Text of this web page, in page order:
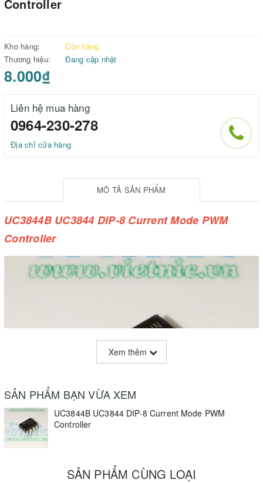
Controller
Kho hàng:
Còn hàng
Thương hiệu:
Đang cập nhật
8.000₫
Liên hệ mua hàng
0964-230-278
Địa chỉ cửa hàng
MÔ TẢ SẢN PHẨM
UC3844B UC3844 DIP-8 Current Mode PWM
Controller
Xem thêm
SẢN PHẨM BẠN VỪA XEM
UC3844B UC3844 DIP-8 Current Mode PWM
Controller
SẢN PHẨM CÙNG LOẠI